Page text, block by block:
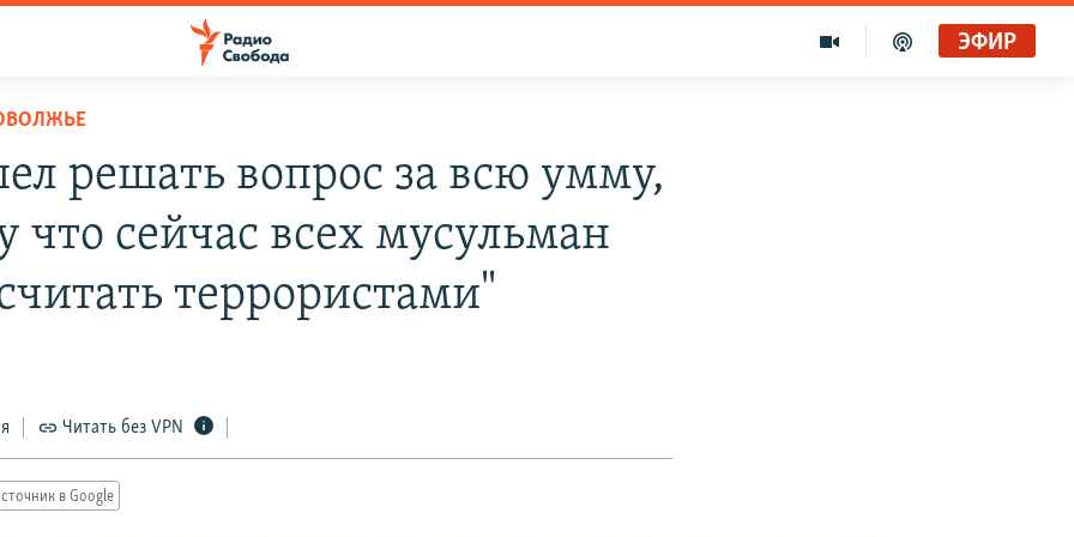
ЭФИР
решать вопрос за всю умму,
что сейчас всех мусульман
террористами"
Читать без VPN
в Google